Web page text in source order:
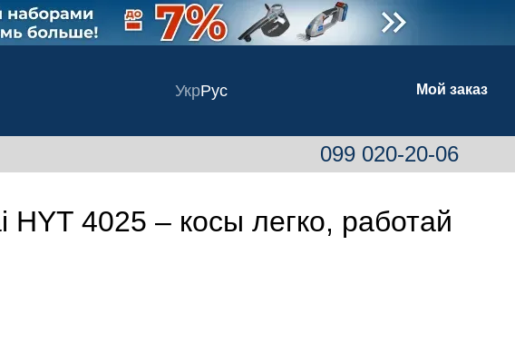
УкрРус Мой заказ
099 020-20-06
4025 – косы легко, работай